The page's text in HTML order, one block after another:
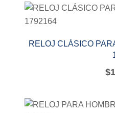
RELOJ CLÁSICO
$